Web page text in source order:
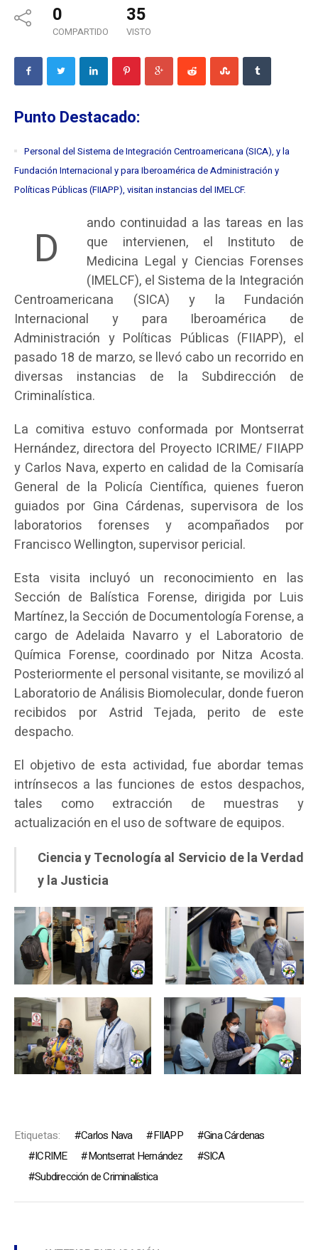
0
COMPARTIDO
35
VISTO
Punto Destacado:
Personal del Sistema de Integración Centroamericana (SICA), y la
Fundación Internacional y para Iberoamérica de Administración y
Políticas Públicas (FIIAPP), visitan instancias del IMELCF.
D
ando continuidad a las tareas en las
que intervienen, el Instituto de
Medicina Legal y Ciencias Forenses
(IMELCF), el Sistema de la Integración
Centroamericana (SICA) y la Fundación
Internacional y para Iberoamérica de
Administración y Políticas Públicas (FIIAPP), el
pasado 18 de marzo, se llevó cabo un recorrido en
diversas instancias de la Subdirección de
Criminalística.
La comitiva estuvo conformada por Montserrat
Hernández, directora del Proyecto ICRIME/ FIIAPP
y Carlos Nava, experto en calidad de la Comisaría
General de la Policía Científica, quienes fueron
guiados por Gina Cárdenas, supervisora de los
laboratorios forenses y acompañados por
Francisco Wellington, supervisor pericial.
Esta visita incluyó un reconocimiento en las
Sección de Balística Forense, dirigida por Luis
Martínez, la Sección de Documentología Forense, a
cargo de Adelaida Navarro y el Laboratorio de
Química Forense, coordinado por Nitza Acosta.
Posteriormente el personal visitante, se movilizó al
Laboratorio de Análisis Biomolecular, donde fueron
recibidos por Astrid Tejada, perito de este
despacho.
El objetivo de esta actividad, fue abordar temas
intrínsecos a las funciones de estos despachos,
tales como extracción de muestras y
actualización en el uso de software de equipos.
Ciencia y Tecnología al Servicio de la Verdad
y la Justicia
Etiquetas: Carlos Nava FIIAPP
Gina Cárdenas
ICRIME
Montserrat Hernández
SICA
Subdirección de Criminalística